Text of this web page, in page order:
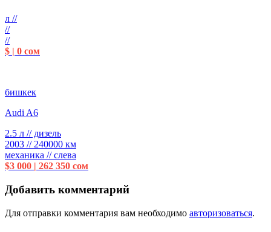
л //
//
//
$ | 0 сом
бишкек
Audi A6
2.5 л // дизель
2003 // 240000 км
механика // слева
$3 000 | 262 350 сом
Добавить комментарий
Для отправки комментария вам необходимо авторизоваться.